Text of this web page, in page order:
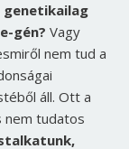
gén? Vagy
nem tud a
áll. Ott a
nem tudatos